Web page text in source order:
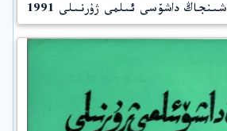
شىنجاڭ داشۆسى ئىلمى ژۇرنىلى 1991